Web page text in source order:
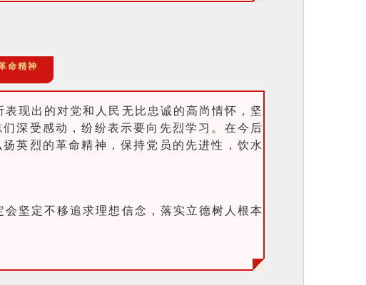
命精神
现出的对党和人民无比忠诚的高尚情怀，坚
深受感动，纷纷表示要向先烈学习。在今后
英烈的革命精神，保持党员的先进性，饮水
坚定不移追求理想信念，落实立德树人根本